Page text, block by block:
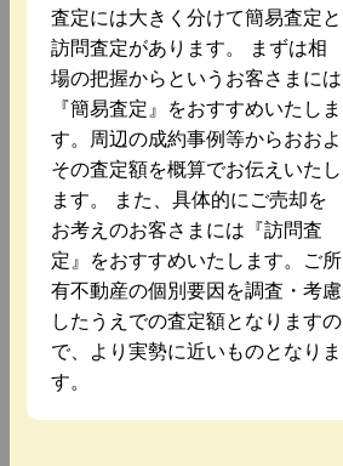
査定には大きく分けて簡易査定と
訪問査定があります。 まずは相
場の把握からというお客さまには
『簡易査定』をおすすめいたしま
す。周辺の成約事例等からおおよ
その査定額を概算でお伝えいたし
ます。 また、具体的にご売却を
お考えのお客さまには『訪問査
定』をおすすめいたします。ご所
有不動産の個別要因を調査・考慮
したうえでの査定額となりますの
で、より実勢に近いものとなりま
す。